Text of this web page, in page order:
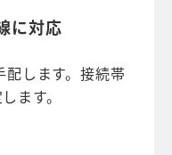
に対応
します。接続帯
ます。